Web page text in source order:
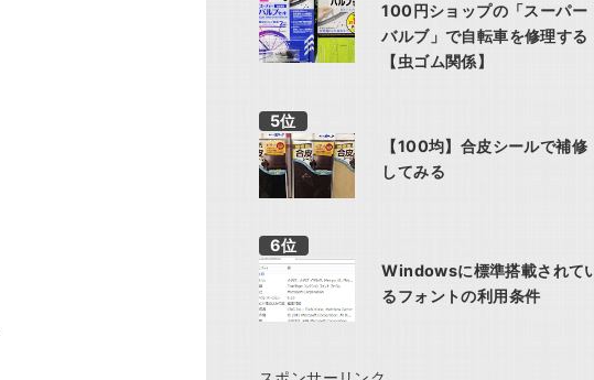
100円ショップの「スーパー
バルブ」で自転車を修理する
【虫ゴム関係】
【100均】合皮シールで補修
してみる
Windowsに標準搭載されて
るフォントの利用条件